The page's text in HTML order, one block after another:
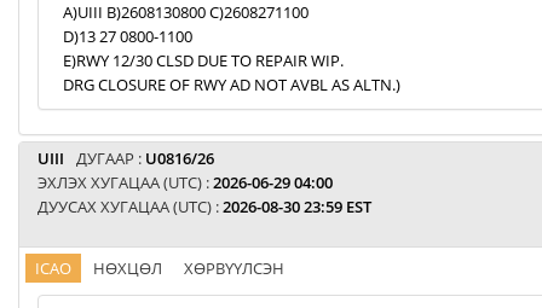
A)UIII B)2608130800 C)2608271100
D)13 27 0800-1100
E)RWY 12/30 CLSD DUE TO REPAIR WIP.
DRG CLOSURE OF RWY AD NOT AVBL AS ALTN.)
UIII ДУГААР : U0816/26
ЭХЛЭХ ХУГАЦАА (UTC) :2026-06-29 04:00
ДУУСАХ ХУГАЦАА (UTC) :2026-08-30 23:59 EST
ICAO НӨХЦӨЛ ХӨРВҮҮЛСЭН